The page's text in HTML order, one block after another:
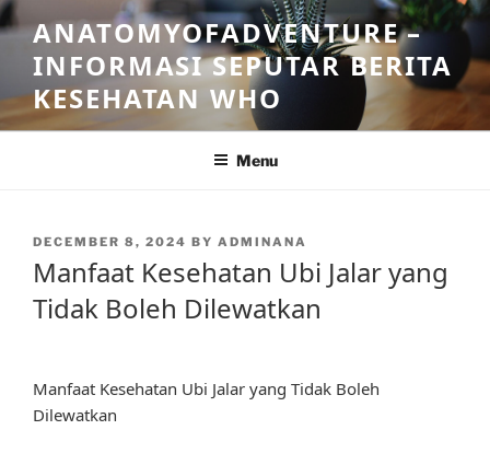
Skip
to
content
ANATOMYOFADVENTURE –
INFORMASI SEPUTAR BERITA
KESEHATAN WHO
Menu
POSTED
DECEMBER 8, 2024 BY ADMINANA
Manfaat Kesehatan Ubi Jalar yang
Tidak Boleh Dilewatkan
Manfaat Kesehatan Ubi Jalar yang Tidak Boleh
Dilewatkan